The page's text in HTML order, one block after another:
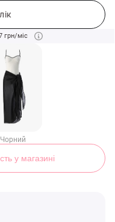
грн/міс
Чорний
у магазині
♡ інтернет-магазин